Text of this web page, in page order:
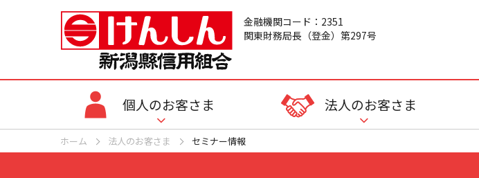
金融機関コード：2351
関東財務局長（登金）第297号
個人のお客さま 法人のお客さま
ホーム 法人のお客さま セミナー情報